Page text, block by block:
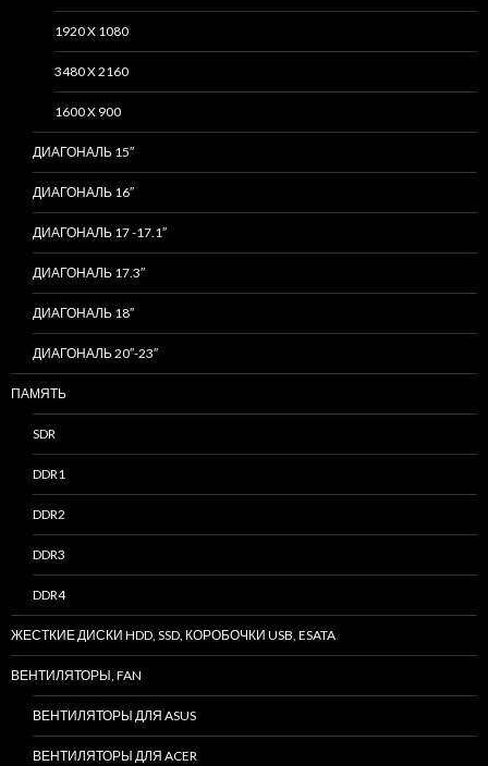
1920 X 1080
3480 X 2160
1600 X 900
ДИАГОНАЛЬ 15″
ДИАГОНАЛЬ 16″
ДИАГОНАЛЬ 17 -17.1″
ДИАГОНАЛЬ 17.3″
ДИАГОНАЛЬ 18″
ДИАГОНАЛЬ 20″-23″
ПАМЯТЬ
SDR
DDR1
DDR2
DDR3
DDR4
ЖЕСТКИЕ ДИСКИ HDD, SSD, КОРОБОЧКИ USB, ESATA
ВЕНТИЛЯТОРЫ, FAN
ВЕНТИЛЯТОРЫ ДЛЯ ASUS
ВЕНТИЛЯТОРЫ ДЛЯ ACER